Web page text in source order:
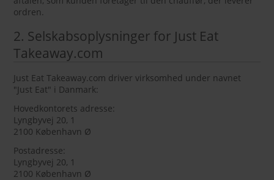
ordren.
2. Selskabsoplysninger for Just Eat
Takeaway.com
Just Eat Takeaway.com driver virksomhed under navnet
"Just Eat" i Danmark:
Hovedkontorets adresse:
Lyngbyvej 20, 1
2100 København Ø
Postadresse:
Lyngbyvej 20, 1
2100 København Ø